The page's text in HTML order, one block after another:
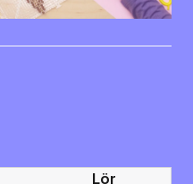
Lör